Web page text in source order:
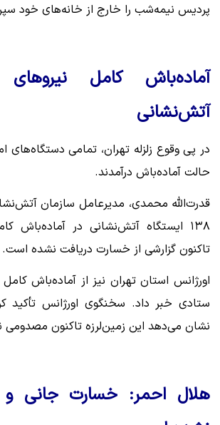
پردیس نیمه‌شب را خارج از خانه‌های خود
آماده‌باش کامل
آتش‌نشانی
در پی وقوع زلزله تهران، تمامی دستگاه‌های
حالت آماده‌باش درآمدند.
قدرت‌الله محمدی، مدیرعامل سازمان
۱۳۸ ایستگاه آتش‌نشانی در آماده‌باش
تاکنون گزارشی از خسارت دریافت نشده است.
اورژانس استان تهران نیز از آماده‌باش
ستادی خبر داد. سخنگوی اورژانس تأکید
نشان می‌دهد این زمین‌لرزه تاکنون
هلال احمر: خسارت جانی و